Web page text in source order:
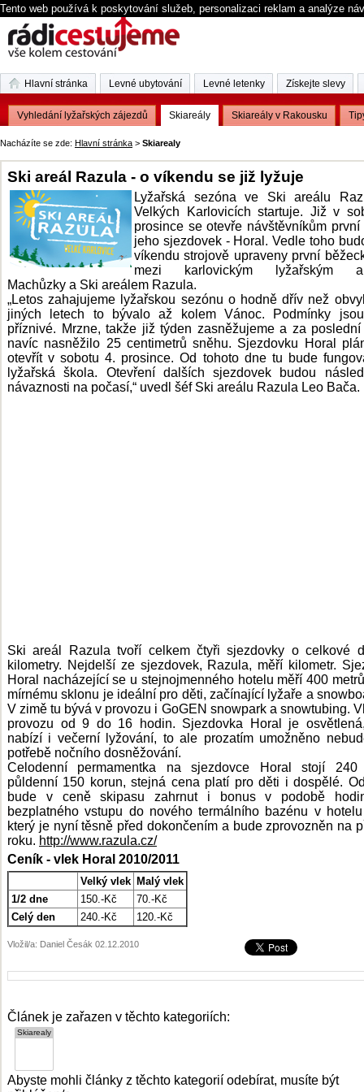
Tento web používá k poskytování služeb, personalizaci reklam a analýze
Nacházíte se zde: Hlavní stránka > Skiarealy
Ski areál Razula - o víkendu se již lyžuje
Lyžařská sezóna ve Ski areálu
Velkých Karlovicích startuje. Již v
prosince se otevře návštěvníkům první
jeho sjezdovek - Horal. Vedle toho
víkendu strojově upraveny první
mezi karlovickým lyžařským
Machůzky a Ski areálem Razula.
„Letos zahajujeme lyžařskou sezónu o hodně dřív než
jiných letech to bývalo až kolem Vánoc. Podmínky
příznivé. Mrzne, takže již týden zasněžujeme a za
navíc nasněžilo 25 centimetrů sněhu. Sjezdovku Horal
otevřít v sobotu 4. prosince. Od tohoto dne tu bude
lyžařská škola. Otevření dalších sjezdovek budou
návaznosti na počasí,“ uvedl šéf Ski areálu Razula Leo Bača.
Ski areál Razula tvoří celkem čtyři sjezdovky o celkové
kilometry. Nejdelší ze sjezdovek, Razula, měří kilometr.
Horal nacházející se u stejnojmenného hotelu měří 400
mírnému sklonu je ideální pro děti, začínající lyžaře a
V zimě tu bývá v provozu i GoGEN snowpark a snowtubing.
provozu od 9 do 16 hodin. Sjezdovka Horal je
nabízí i večerní lyžování, to ale prozatím umožněno
potřebě nočního dosněžování.
Celodenní permamentka na sjezdovce Horal stojí 240
půldenní 150 korun, stejná cena platí pro děti i dospělé.
bude v ceně skipasu zahrnut i bonus v podobě
bezplatného vstupu do nového termálního bazénu v
který je nyní těsně před dokončením a bude zprovozněn na
roku. http://www.razula.cz/
Ceník - vlek Horal 2010/2011
Velký vlek Malý vlek
1/2 dne
150.-Kč
70.-Kč
Celý den
240.-Kč 120.-Kč
Vložil/a: Daniel Česák 02.12.2010
Článek je zařazen v těchto kategoriích:
Abyste mohli články z těchto kategorií odebírat, musíte být
Hlavní stránka Levné ubytování Levné letenky Získejte slevy
Vyhledání lyžařských zájezdů Skiareály Skiareály v Rakousku